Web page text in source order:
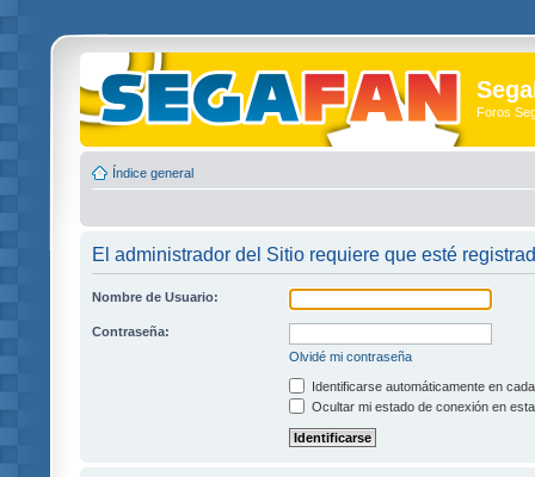
Foros
Índice general
El administrador del Sitio requiere que esté
Nombre de Usuario:
Contraseña:
Olvidé mi contraseña
Identificarse automáticamente en
Ocultar mi estado de conexión en